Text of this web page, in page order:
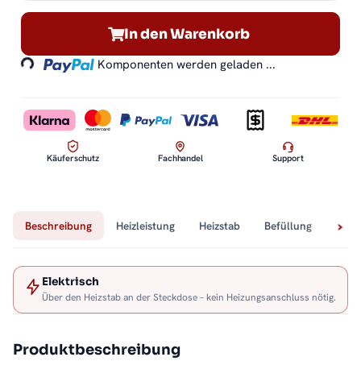
In den Warenkorb
Loading... Komponenten werden geladen ...
Käuferschutz Fachhandel Support
Beschreibung Heizleistung Heizstab Befüllung
Elektrisch
Über den Heizstab an der Steckdose – kein Heizungsanschluss nötig.
Produktbeschreibung